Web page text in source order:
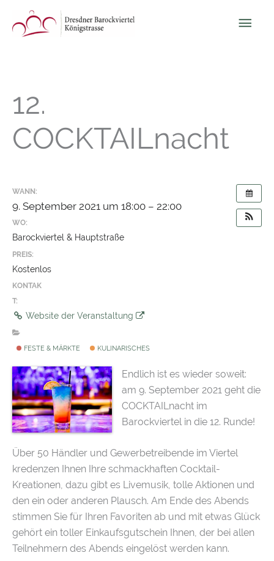
Inhalt
springen
12.
COCKTAILnacht
WANN:
9. September 2021 um 18:00 – 22:00
WO:
Barockviertel & Hauptstraße
PREIS:
Kostenlos
KONTAK
T:
Website der Veranstaltung
FESTE & MÄRKTE KULINARISCHES
Endlich ist es wieder soweit:
am 9. September 2021 geht die
COCKTAILnacht im
Barockviertel in die 12. Runde!
Über 50 Händler und Gewerbetreibende im Viertel
kredenzen Ihnen Ihre schmackhaften Cocktail-
Kreationen, dazu gibt es Livemusik, tolle Aktionen und
den ein oder anderen Plausch. Am Ende des Abends
stimmen Sie für Ihren Favoriten ab und mit etwas Glück
gehört ein toller Einkaufsgutschein Ihnen, der bei allen
Teilnehmern des Abends eingelöst werden kann.